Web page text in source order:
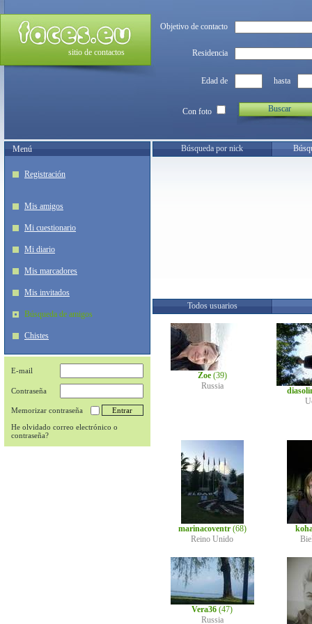
sitio de contactos
Objetivo de contacto
Residencia
Edad de hasta
Con foto Buscar
Menú
Registración
Mis amigos
Mi cuestionario
Mi diario
Mis marcadores
Mis invitados
Búsqueda de amigos
Chistes
E-mail
Contraseña
Memorizar contraseña
He olvidado correo electrónico o
contraseña?
Búsqueda por nick
Todos usuarios
Zoe (39)
Russia
marinacoventr (68)
Reino Unido
Vera36 (47)
Russia